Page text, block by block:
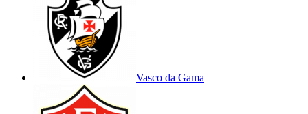
Vasco da Gama